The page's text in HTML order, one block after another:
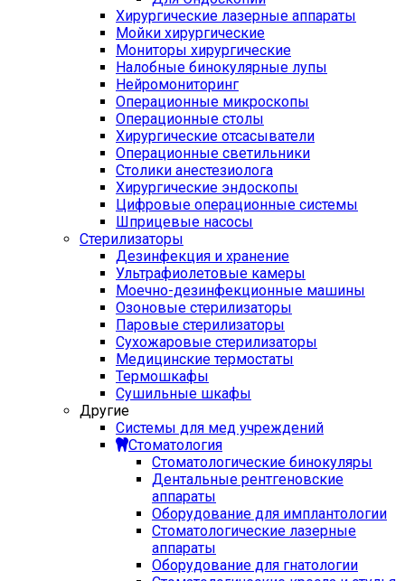
Хирургические лазерные аппараты
Мойки хирургические
Мониторы хирургические
Налобные бинокулярные лупы
Нейромониторинг
Операционные микроскопы
Операционные столы
Хирургические отсасыватели
Операционные светильники
Столики анестезиолога
Хирургические эндоскопы
Цифровые операционные системы
Шприцевые насосы
Стерилизаторы
Дезинфекция и хранение
Ультрафиолетовые камеры
Моечно-дезинфекционные машины
Озоновые стерилизаторы
Паровые стерилизаторы
Сухожаровые стерилизаторы
Медицинские термостаты
Термошкафы
Сушильные шкафы
Другие
Системы для мед учреждений
Стоматология
Стоматологические бинокуляры
Дентальные рентгеновские
аппараты
Оборудование для имплантологии
Стоматологические лазерные
аппараты
Оборудование для гнатологии